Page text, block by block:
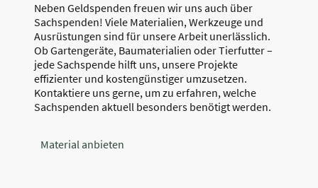
Neben Geldspenden freuen wir uns auch über
Sachspenden! Viele Materialien, Werkzeuge und
Ausrüstungen sind für unsere Arbeit unerlässlich.
Ob Gartengeräte, Baumaterialien oder Tierfutter –
jede Sachspende hilft uns, unsere Projekte
effizienter und kostengünstiger umzusetzen.
Kontaktiere uns gerne, um zu erfahren, welche
Sachspenden aktuell besonders benötigt werden.
Material anbieten